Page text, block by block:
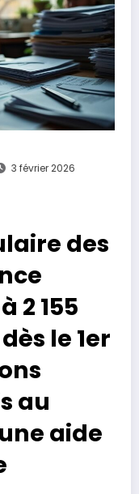
3 février 2026
des
2 155
le 1er
au
aide